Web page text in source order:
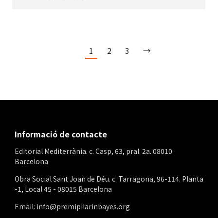
1 2 3 →
Informació de contacte
Editorial Mediterrània. c. Casp, 63, pral. 2a. 08010
Barcelona
Obra Social Sant Joan de Déu. c. Tarragona, 96-114. Planta
-1, Local 45 - 08015 Barcelona
Email: info@premipilarinbayes.org